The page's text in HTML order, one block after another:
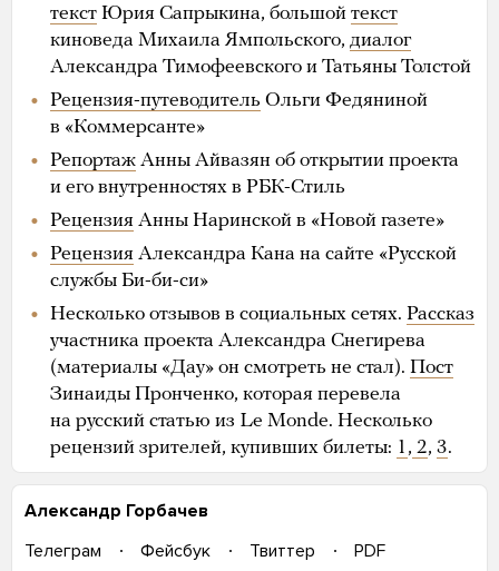
текст Юрия Сапрыкина, большой текст
киноведа Михаила Ямпольского, диалог
Александра Тимофеевского и Татьяны Толстой
Рецензия-путеводитель Ольги Федяниной
в «Коммерсанте»
Репортаж Анны Айвазян об открытии проекта
и его внутренностях в РБК-Стиль
Рецензия Анны Наринской в «Новой газете»
Рецензия Александра Кана на сайте «Русской
службы Би-би-си»
Несколько отзывов в социальных сетях. Рассказ
участника проекта Александра Снегирева
(материалы «Дау» он смотреть не стал). Пост
Зинаиды Пронченко, которая перевела
на русский статью из Le Monde. Несколько
рецензий зрителей, купивших билеты: 1 , 2, 3.
Александр Горбачев
Телеграм
Фейсбук Твиттер
PDF